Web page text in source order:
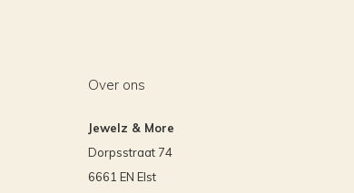
Over ons
Jewelz & More
Dorpsstraat 74
6661 EN Elst